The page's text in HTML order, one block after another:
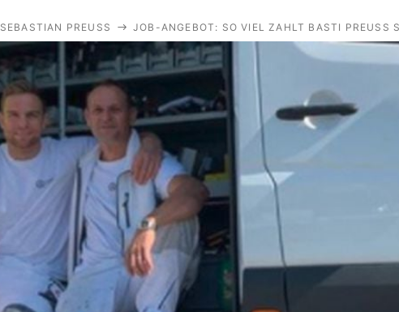
Royals
Stars
Filme & Serien
Familie & Liebe
Promiflash Exklusiv
Alle Themen auf Promiflash
Jobs
SEBASTIAN PREUSS JOB-ANGEBOT: SO VIEL ZAHLT BASTI PREUSS